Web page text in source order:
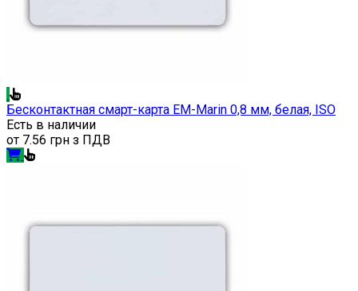
Бесконтактная смарт-карта EM-Marin 0,8 мм, белая, ISO
Есть в наличии
от 7.56 грн з ПДВ